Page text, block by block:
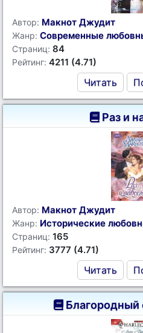
Автор: Макнот Джудит
Жанр: Современные
Страниц: 84
Рейтинг: 4211 (4.71)
Читать
Раз и
Автор: Макнот Джудит
Жанр: Исторические
Страниц: 165
Рейтинг: 3777 (4.71)
Читать
Благородный